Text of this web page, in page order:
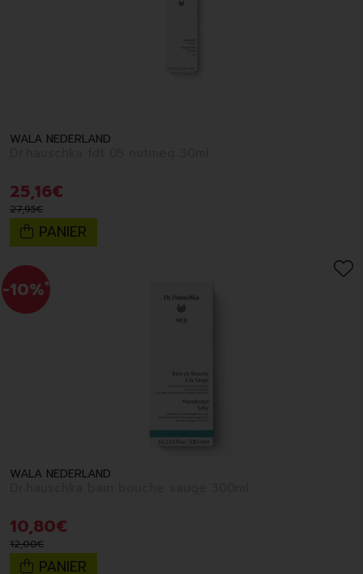
WALA NEDERLAND
25,16€
27,95€
PANIER
-10%*
WALA NEDERLAND
10,80€
12,00€
PANIER